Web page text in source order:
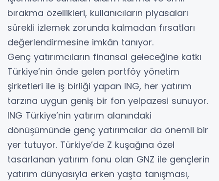
bırakma özellikleri, kullanıcıların piyasaları
sürekli izlemek zorunda kalmadan fırsatları
değerlendirmesine imkân tanıyor.
Genç yatırımcıların finansal geleceğine katkı
Türkiye’nin önde gelen portföy yönetim
şirketleri ile iş birliği yapan ING, her yatırım
tarzına uygun geniş bir fon yelpazesi sunuyor.
ING Türkiye’nin yatırım alanındaki
dönüşümünde genç yatırımcılar da önemli bir
yer tutuyor. Türkiye’de Z kuşağına özel
tasarlanan yatırım fonu olan GNZ ile gençlerin
yatırım dünyasıyla erken yaşta tanışması,